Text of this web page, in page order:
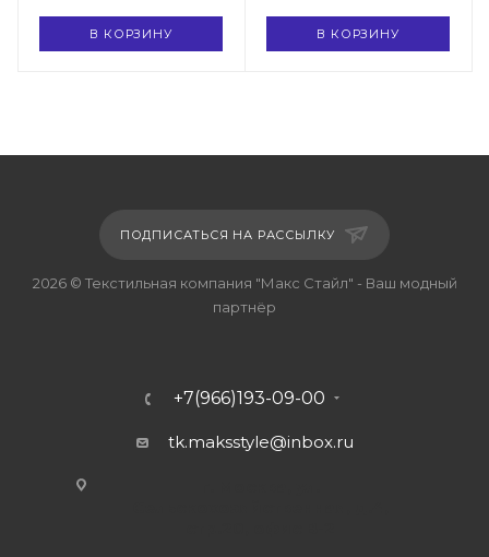
В КОРЗИНУ В КОРЗИНУ
ПОДПИСАТЬСЯ НА РАССЫЛКУ
2026 © Текстильная компания "Макс Стайл" - Ваш модный
партнёр
+7(966)193-09-00
tk.maksstyle@inbox.ru